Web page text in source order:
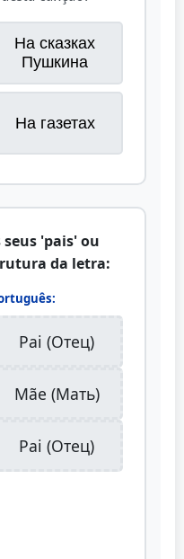
На сказках
Пушкина
На газетах
'pais' ou
da letra:
Pai (Отец)
Mãe (Мать)
Pai (Отец)